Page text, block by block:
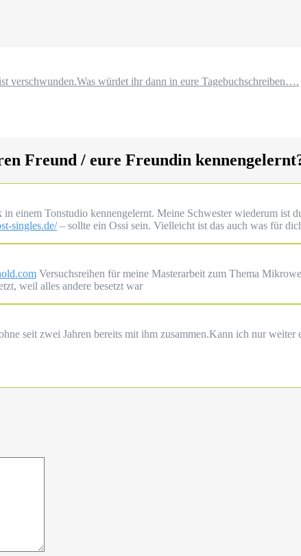
verschwunden.Was würdet ihr dann in eure Tagebuchschreiben….
Freund / eure Freundin
einem Tonstudio kennengelernt. Meine Schwester wiederum ist
singles.de/– sollte ein Ossi sein. Vielleicht ist das auch was für
Versuchsreihen für meine Masterarbeit zum Thema
weil alles andere besetzt war
seit zwei Jahren bereits mit ihm zusammen.Kann ich nur weiter